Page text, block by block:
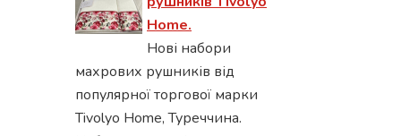
Home.
Нові набори
махрових рушників від
популярної торгової марки
Tivolyo Home, Туреччина.